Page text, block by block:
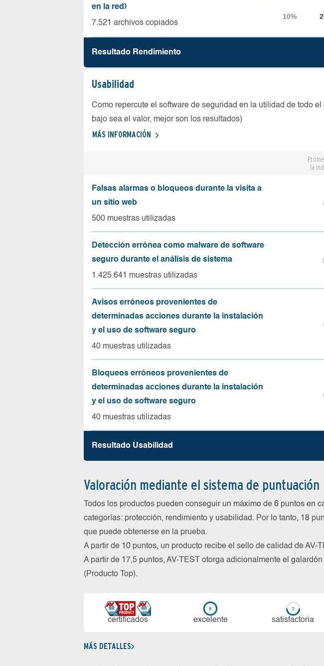
en la red)
7.521 archivos copiados
Resultado Rendimiento
Usabilidad
Como repercute el software de seguridad en la utilidad de todo
bajo sea el valor, mejor son los resultados)
MÁS INFORMACIÓN
la
Falsas alarmas o bloqueos durante la visita a
un sitio web
500 muestras utilizadas
Detección errónea como malware de software
seguro durante el análisis de sistema
1.425.641 muestras utilizadas
Avisos erróneos provenientes de
determinadas acciones durante la instalación
y el uso de software seguro
40 muestras utilizadas
Bloqueos erróneos provenientes de
determinadas acciones durante la instalación
y el uso de software seguro
40 muestras utilizadas
Resultado Usabilidad
Valoración mediante el sistema de puntuación
Todos los productos pueden conseguir un máximo de 6 puntos en
categorías: protección, rendimiento y usabilidad. Por lo tanto, 18
que puede obtenerse en la prueba.
A partir de 10 puntos, un producto recibe el sello de calidad de AV-
A partir de 17,5 puntos, AV-TEST otorga adicionalmente el galardón
(Producto Top).
certi­ficados ex­ce­len­te sa­tis­fac­to­ria
MÁS DETALLES